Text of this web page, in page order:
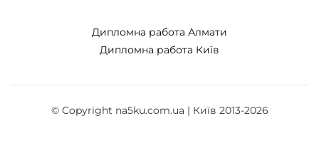
Дипломна работа Алмати
Дипломна работа Київ
© Copyright na5ku.com.ua | Київ 2013-2026